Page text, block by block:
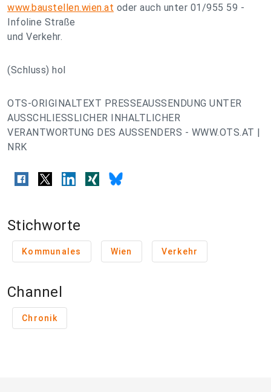
www.baustellen.wien.at oder auch unter 01/955 59 -
Infoline Straße
und Verkehr.
(Schluss) hol
OTS-ORIGINALTEXT PRESSEAUSSENDUNG UNTER
AUSSCHLIESSLICHER INHALTLICHER
VERANTWORTUNG DES AUSSENDERS - WWW.OTS.AT |
NRK
Stichworte
Kommunales Wien Verkehr
Channel
Chronik